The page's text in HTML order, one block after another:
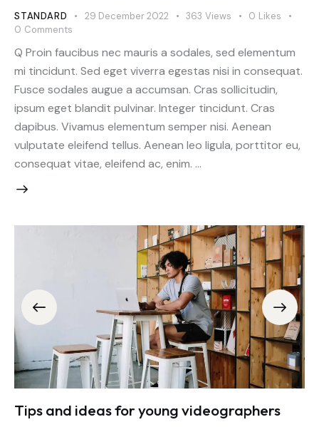
STANDARD 29 December 2022 363 Views 0 Likes
0 Comments
Q Proin faucibus nec mauris a sodales, sed elementum
mi tincidunt. Sed eget viverra egestas nisi in consequat.
Fusce sodales augue a accumsan. Cras sollicitudin,
ipsum eget blandit pulvinar. Integer tincidunt. Cras
dapibus. Vivamus elementum semper nisi. Aenean
vulputate eleifend tellus. Aenean leo ligula, porttitor eu,
consequat vitae, eleifend ac, enim. …
Tips and ideas for young videographers